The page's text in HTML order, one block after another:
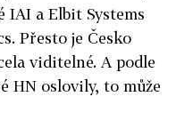
IAI a Elbit Systems
Přesto je Česko
viditelné. A podle
HN oslovily, to může